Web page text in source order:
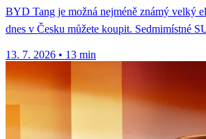
BYD Tang je možná nejméně známý velký
dnes v Česku můžete koupit. Sedmimístné
13. 7. 2026 • 13 min